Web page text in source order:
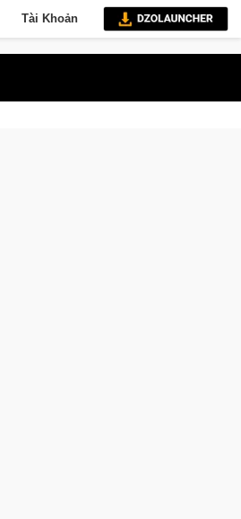
Tài Khoản
Tại Việt Nam Từ 04 – 11/08/2026